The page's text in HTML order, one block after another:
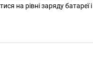
на рівні заряду